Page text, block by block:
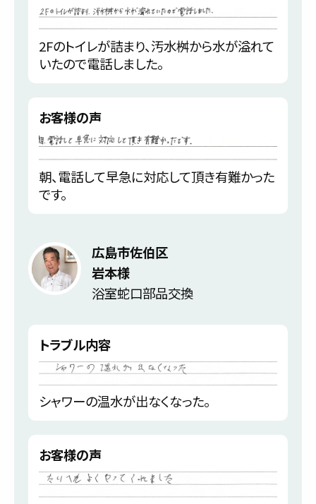
2Fのトイレが詰まり、汚水桝から水が溢れて
いたので電話しました。
お客様の声
朝、電話して早急に対応して頂き有難かった
です。
広島市佐伯区
岩本様
浴室蛇口部品交換
トラブル内容
シャワーの温水が出なくなった。
お客様の声